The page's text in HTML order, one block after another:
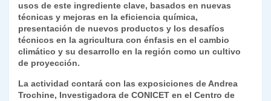
usos de este ingrediente clave, basados en nuevas
técnicas y mejoras en la eficiencia química,
presentación de nuevos productos y los desafíos
técnicos en la agricultura con énfasis en el cambio
climático y su desarrollo en la región como un cultivo
de proyección.
La actividad contará con las exposiciones de Andrea
Trochine, Investigadora de CONICET en el Centro de